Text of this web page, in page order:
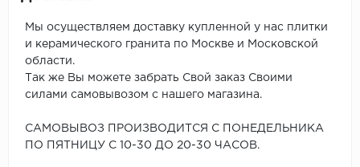
Мы осуществляем доставку купленной у нас плитки
и керамического гранита по Москве и Московской
области.
Так же Вы можете забрать Свой заказ Своими
силами самовывозом с нашего магазина.
САМОВЫВОЗ ПРОИЗВОДИТСЯ С ПОНЕДЕЛЬНИКА
ПО ПЯТНИЦУ С 10-30 ДО 20-30 ЧАСОВ.